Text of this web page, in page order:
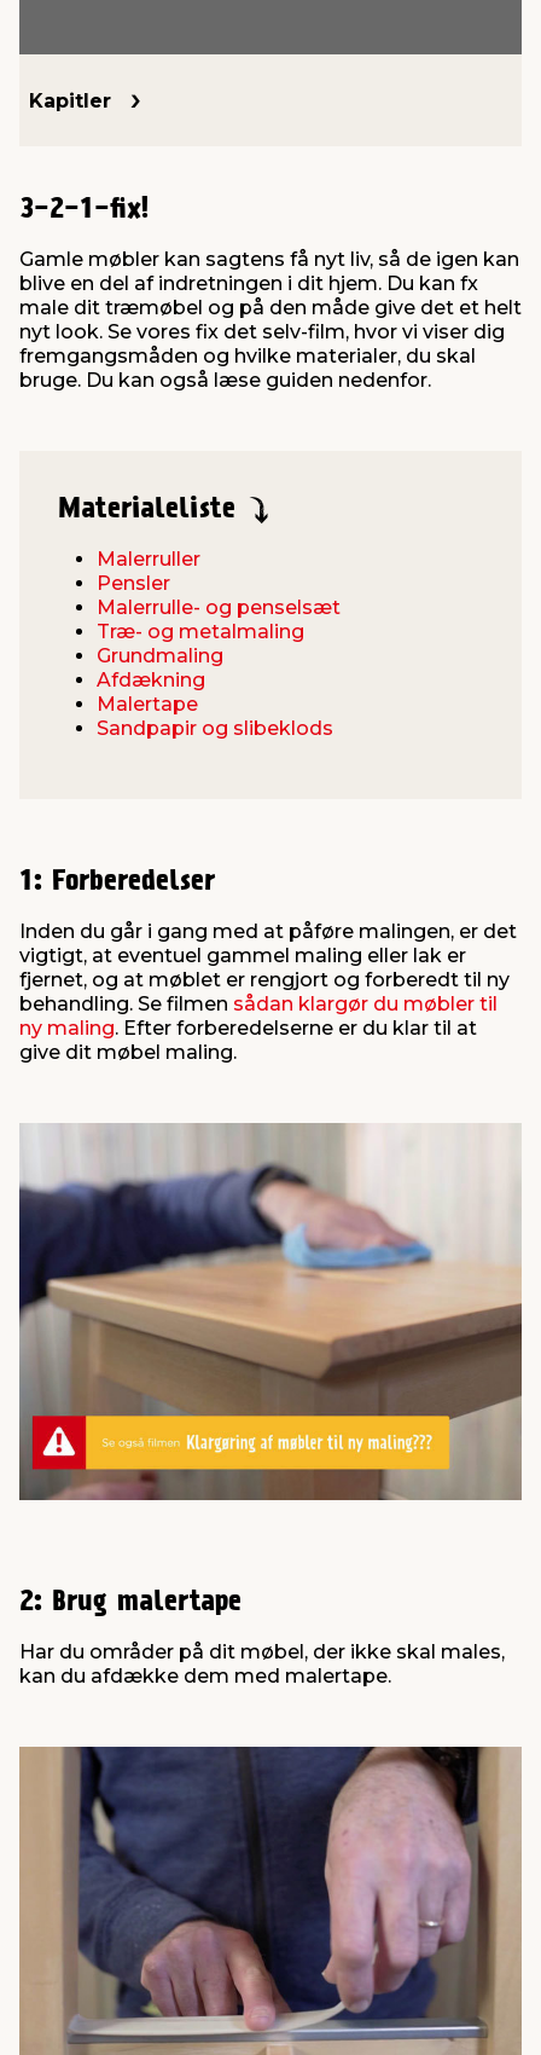
& ukrudt
& standere
& syltning
Kapitler
3-2-1-fix!
Gamle møbler kan sagtens få nyt liv, så de igen kan
blive en del af indretningen i dit hjem. Du kan fx
male dit træmøbel og på den måde give det et helt
nyt look. Se vores fix det selv-film, hvor vi viser dig
fremgangsmåden og hvilke materialer, du skal
bruge. Du kan også læse guiden nedenfor.
Materialeliste
Malerruller
Pensler
Malerrulle- og penselsæt
Træ- og metalmaling
Grundmaling
Afdækning
Malertape
Sandpapir og slibeklods
1: Forberedelser
Inden du går i gang med at påføre malingen, er det
vigtigt, at eventuel gammel maling eller lak er
fjernet, og at møblet er rengjort og forberedt til ny
behandling. Se filmen sådan klargør du møbler til
ny maling. Efter forberedelserne er du klar til at
give dit møbel maling.
2: Brug malertape
Har du områder på dit møbel, der ikke skal males,
kan du afdække dem med malertape.